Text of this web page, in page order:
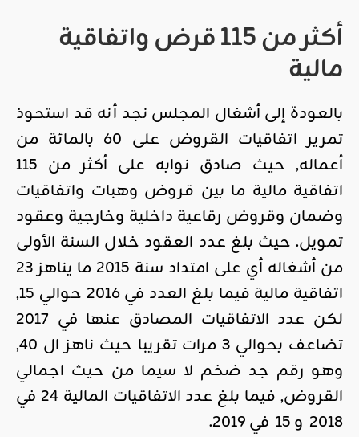
أكثر من115قرض واتفاقية
مالية
بالعودة إلى أشغال المجلس نجد أنه قد استحوذ
تمرير اتفاقيات القروض على 60 بالمائة من
أعماله, حيث صادق نوابه على أكثر من 115
اتفاقية مالية ما بين قروض وهبات واتفاقيات
وضمان وقروض رقاعية داخلية وخارجية وعقود
تمويل. حيث بلغ عدد العقود خلال السنة الأولى
من أشغاله أي على امتداد سنة 2015 ما يناهز 23
اتفاقية مالية فيما بلغ العدد في 2016 حوالي 15,
لكن عدد الاتفاقيات المصادق عنها في 2017
تضاعف بحوالي 3 مرات تقريبا حيث ناهز ال 40,
وهو رقم جد ضخم لا سيما من حيث اجمالي
القروض, فيما بلغ عدد الاتفاقيات المالية 24 في
2018 و 15 في 2019.